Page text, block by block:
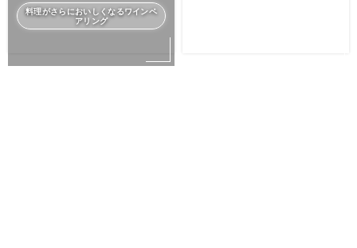
料理がさらにおいしくなるワインペ
アリング